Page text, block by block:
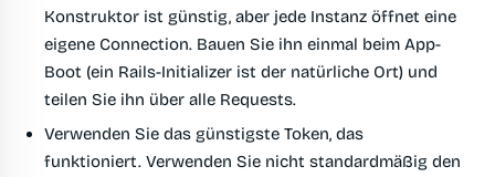
Konstruktor ist günstig, aber jede Instanz öffnet eine
eigene Connection. Bauen Sie ihn einmal beim App-
Boot (ein Rails-Initializer ist der natürliche Ort) und
teilen Sie ihn über alle Requests.
Verwenden Sie das günstigste Token, das
funktioniert. Verwenden Sie nicht standardmäßig den